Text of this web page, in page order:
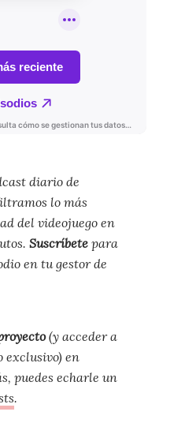
diario de
lo más
del videojuego en
Suscríbetepara
en tu gestor de
(y acceder a
exclusivo) en
puedes echarle un
.